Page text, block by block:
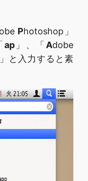
Photoshop」
ap」、「 Adobe
」と入力すると素